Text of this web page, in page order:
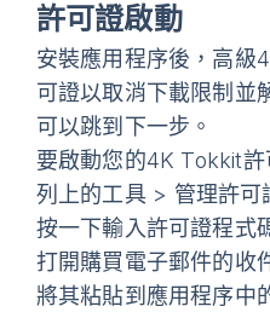
許可證啟動
安裝應用程序後，高級
可證以取消下載限制並
可以跳到下一步。
要啟動您的4K Tokkit
列上的工具 > 管理許可
按一下輸入許可證程式
打開購買電子郵件的收
將其粘貼到應用程序中